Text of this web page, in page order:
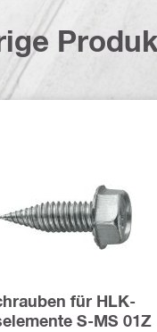
für HLK-
S-MS 01Z